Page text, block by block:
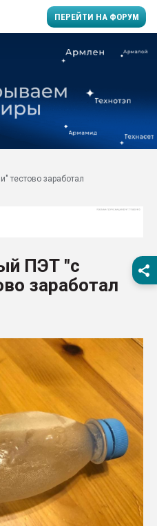
ПЕРЕЙТИ НА ФОРУМ
производство SPC
цикла
заводу пластмасс"
пластмасс
28.07.2026
ПЕРЕЙТИ НА
тестово заработал
ПЭТ "с
заработал